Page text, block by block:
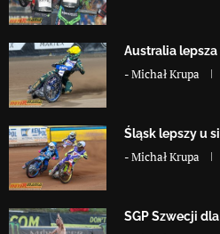
Australia
-Michał Krupa
Śląsk lepszy u
-Michał Krupa
SGP Szwecji